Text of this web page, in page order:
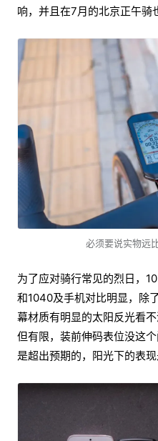
响，并且在7月的北京正午骑
必须要说实物远
为了应对骑行常见的烈日，
和1040及手机对比明显，除
幕材质有明显的太阳反光看
但有限，装前伸码表位没这
是超出预期的，阳光下的表现